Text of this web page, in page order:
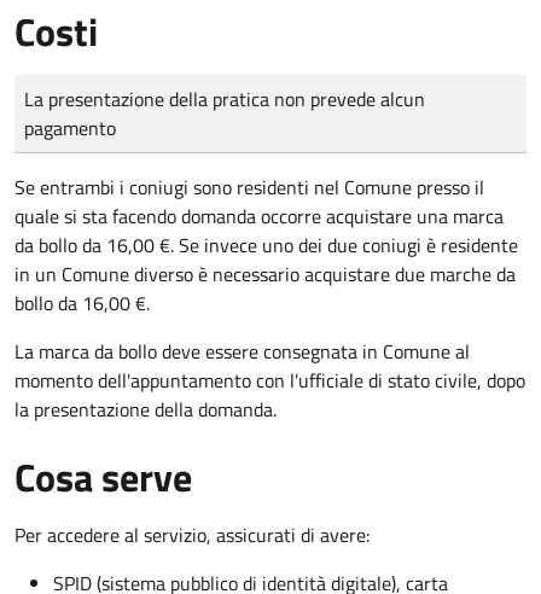
Costi
Tipo di pagamento
Importo
La presentazione della pratica non prevede alcun
pagamento
Se entrambi i coniugi sono residenti nel Comune presso il
quale si sta facendo domanda occorre acquistare una marca
da bollo da 16,00 €. Se invece uno dei due coniugi è residente
in un Comune diverso è necessario acquistare due marche da
bollo da 16,00 €.
La marca da bollo deve essere consegnata in Comune al
momento dell'appuntamento con l'ufficiale di stato civile, dopo
la presentazione della domanda.
Cosa serve
Per accedere al servizio, assicurati di avere:
SPID (sistema pubblico di identità digitale), carta